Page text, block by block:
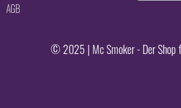
AGB
© 2025 | Mc Smoker - Der Shop